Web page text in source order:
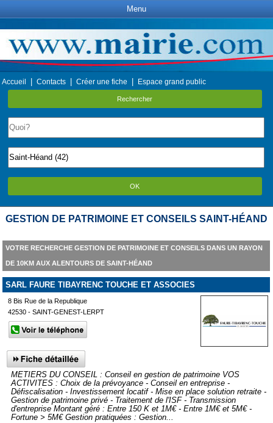
Menu
Accueil Contacts Créer une fiche Espace grand public
Rechercher
OK
GESTION DE PATRIMOINE ET CONSEILS SAINT-HÉAND
VOTRE RECHERCHE GESTION DE PATRIMOINE ET CONSEILS DANS UN RAYON
DE 10KM AUX ALENTOURS DE SAINT-HÉAND
SARL FAURE TIBAYRENC TOUCHE ET ASSOCIES
8 Bis Rue de la Republique
42530 - SAINT-GENEST-LERPT
METIERS DU CONSEIL : Conseil en gestion de patrimoine VOS
ACTIVITES : Choix de la prévoyance - Conseil en entreprise -
Défiscalisation - Investissement locatif - Mise en place solution retraite -
Gestion de patrimoine privé - Traitement de l'ISF - Transmission
d'entreprise Montant géré : Entre 150 K et 1M€ - Entre 1M€ et 5M€ -
Fortune > 5M€ Gestion pratiquées : Gestion...